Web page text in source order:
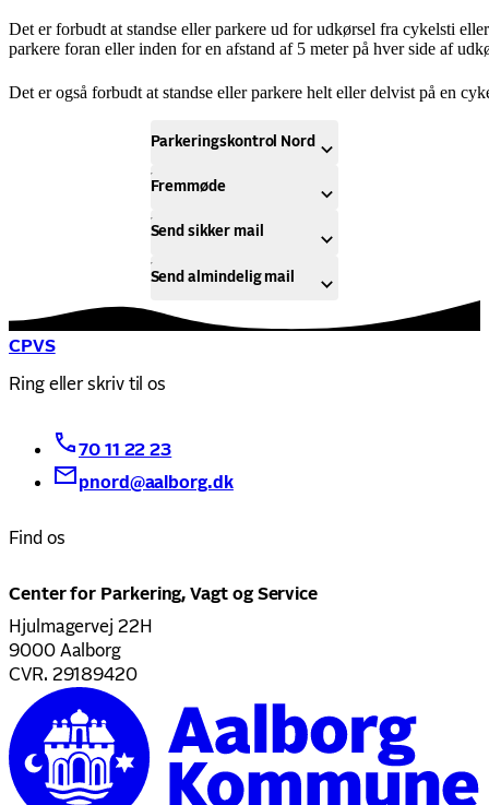
Det er forbudt at standse eller parkere ud for udkørsel fra cykelsti
parkere foran eller inden for en afstand af 5 meter på hver side af
Det er også forbudt at standse eller parkere helt eller delvist på en
Parkeringskontrol Nord
Fremmøde
Send sikker mail
Send almindelig mail
CPVS
Ring eller skriv til os
70 11 22 23
pnord@aalborg.dk
Find os
Center for Parkering, Vagt og Service
Hjulmagervej 22H
9000 Aalborg
CVR. 29189420